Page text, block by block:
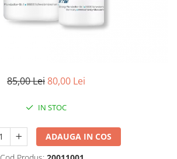
85,00 Lei80,00 Lei
IN STOC
ADAUGA IN COS